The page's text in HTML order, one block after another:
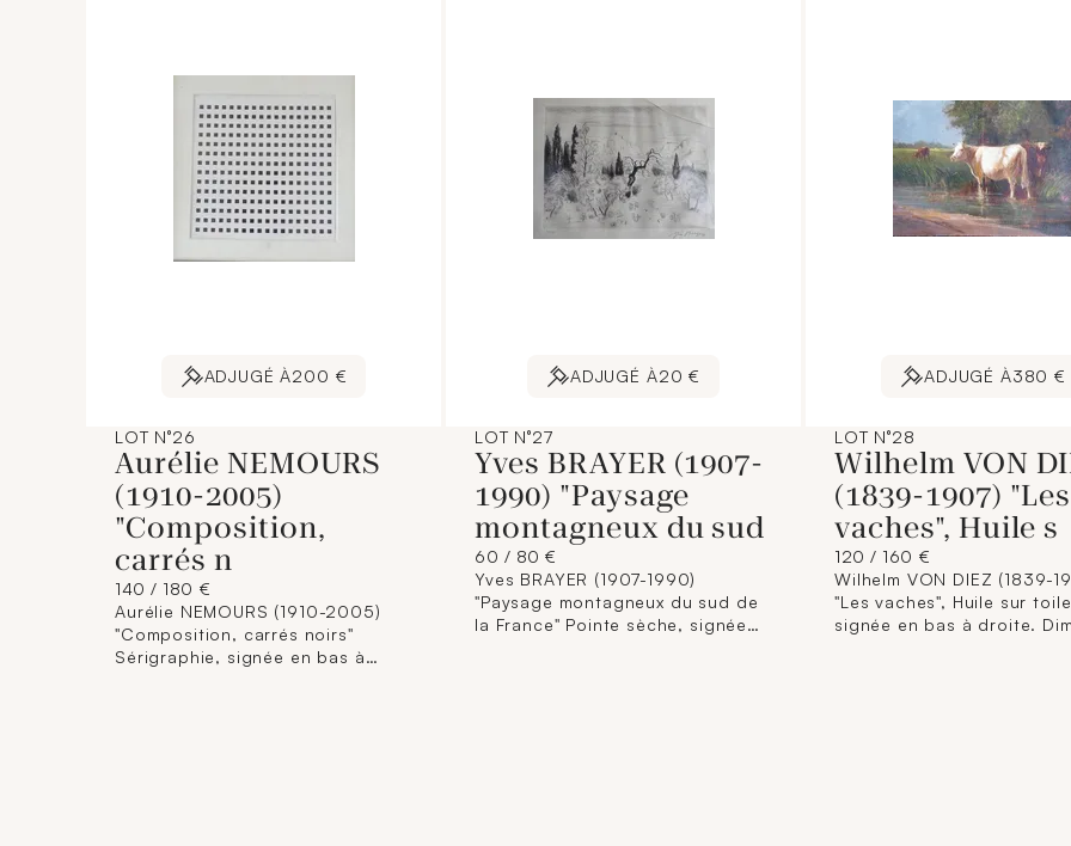
ADJUGÉ À200 €
LOT N°26
Aurélie NEMOURS
(1910-2005)
"Composition,
carrés n
140 / 180 €
Aurélie NEMOURS (1910-2005)
"Composition, carrés noirs"
Sérigraphie, signée en bas à
ADJUGÉ À20 €
LOT N°27
Yves BRAYER (1907-
1990) "Paysage
montagneux du sud
60 / 80 €
Yves BRAYER (1907-1990)
"Paysage montagneux du sud de
la France" Pointe sèche, signée
ADJUGÉ À380 €
LOT N°28
Wilhelm VON
(1839-1907) "Les
vaches", Huile s
120 / 160 €
Wilhelm VON DIEZ (1839-
"Les vaches", Huile sur
signée en bas à droite.